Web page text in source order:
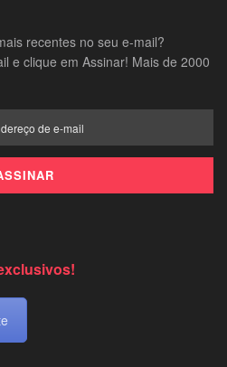
recentes no seu e-mail?
e clique em Assinar! Mais de 2000